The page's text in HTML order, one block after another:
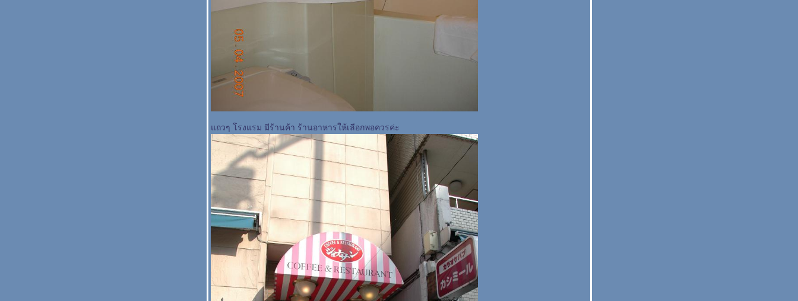
ถวๆ โรงแรม มีร้านค้า ร้านอาหารให้เลือกพอควรค่ะ